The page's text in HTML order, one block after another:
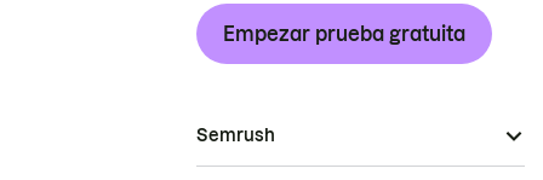
Empezar prueba gratuita
Semrush